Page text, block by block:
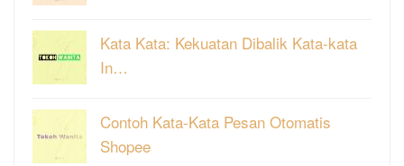
Kata Kata: Kekuatan Dibalik Kata-kata
In…
Contoh Kata-Kata Pesan Otomatis
Shopee